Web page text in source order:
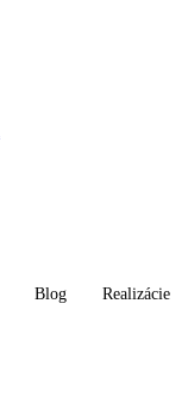
Blog Realizácie